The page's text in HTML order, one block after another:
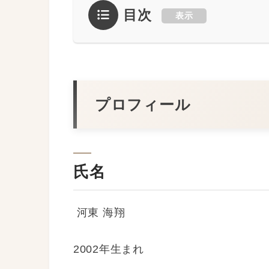
多様な出会いの形を創出し、
い人間関係の可能性を提供して
目次 表示
プロフィール
氏名
河東 海翔
2002年生まれ